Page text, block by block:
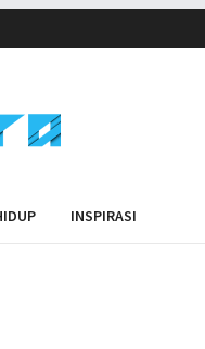
INSPIRASI